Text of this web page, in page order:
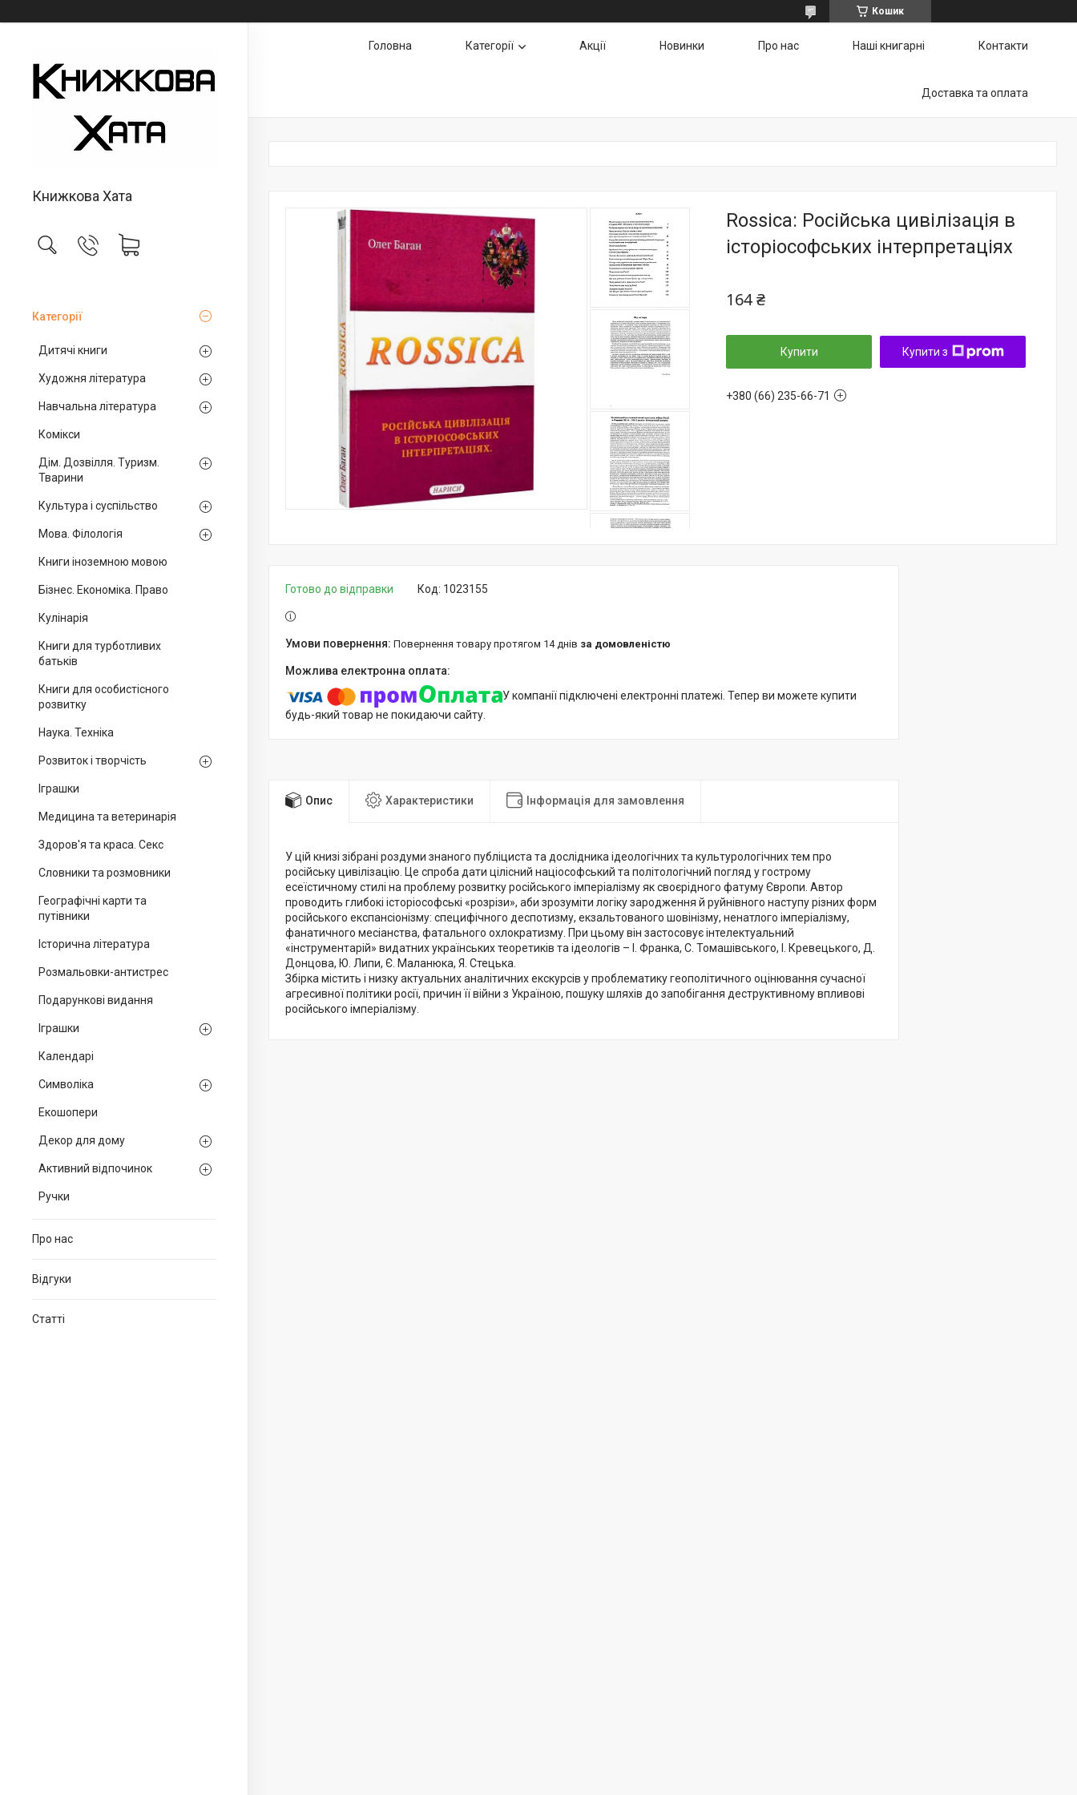
Кошик
Книжкова Хата
Категорії
Дитячі книги
Художня література
Навчальна література
Комікси
Дім. Дозвілля. Туризм.
Тварини
Культура і суспільство
Мова. Філологія
Книги іноземною мовою
Бізнес. Економіка. Право
Кулінарія
Книги для турботливих
батьків
Книги для особистісного
розвитку
Наука. Техніка
Розвиток і творчість
Іграшки
Медицина та ветеринарія
Здоров'я та краса. Секс
Словники та розмовники
Географічні карти та
путівники
Історична література
Розмальовки-антистрес
Подарункові видання
Іграшки
Календарі
Символіка
Екошопери
Декор для дому
Активний відпочинок
Ручки
Про нас
Відгуки
Статті
Головна Категорії Акції Новинки Про нас Наші книгарні Контакти
Доставка та оплата
Rossica: Російська цивілізація в
історіософських інтерпретаціях
164 ₴
Купити Купити з
+380 (66) 235-66-71
Готово до відправки Код: 1023155
повернення товару протягом 14 днів за домовленістю
У компанії підключені електронні платежі. Тепер ви можете купити
будь-який товар не покидаючи сайту.
Опис Характеристики Інформація для замовлення
У цій книзі зібрані роздуми знаного публіциста та дослідника ідеологічних та культурологічних тем про
російську цивілізацію. Це спроба дати цілісний націософський та політологічний погляд у гострому
есеїстичному стилі на проблему розвитку російського імперіалізму як своєрідного фатуму Європи. Автор
проводить глибокі історіософські «розрізи», аби зрозуміти логіку зародження й руйнівного наступу різних форм
російського експансіонізму: специфічного деспотизму, екзальтованого шовінізму, ненатлого імперіалізму,
фанатичного месіанства, фатального охлократизму. При цьому він застосовує інтелектуальний
«інструментарій» видатних українських теоретиків та ідеологів – І. Франка, С. Томашівського, І. Кревецького, Д.
Донцова, Ю. Липи, Є. Маланюка, Я. Стецька.
Збірка містить і низку актуальних аналітичних екскурсів у проблематику геополітичного оцінювання сучасної
агресивної політики росії, причин її війни з Україною, пошуку шляхів до запобігання деструктивному впливові
російського імперіалізму.